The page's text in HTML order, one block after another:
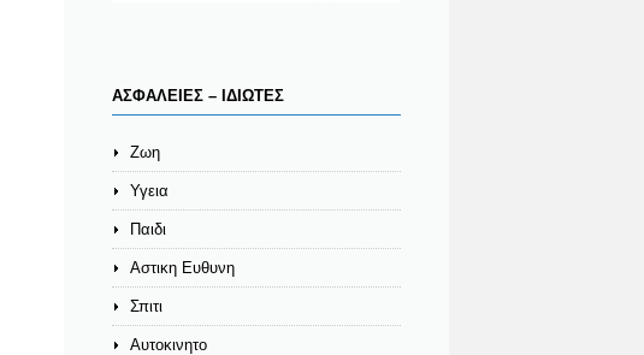
ΑΣΦΑΛΕΙΕΣ – ΙΔΙΩΤΕΣ
Ζωη
Υγεια
Παιδι
Αστικη Ευθυνη
Σπιτι
Αυτοκινητο